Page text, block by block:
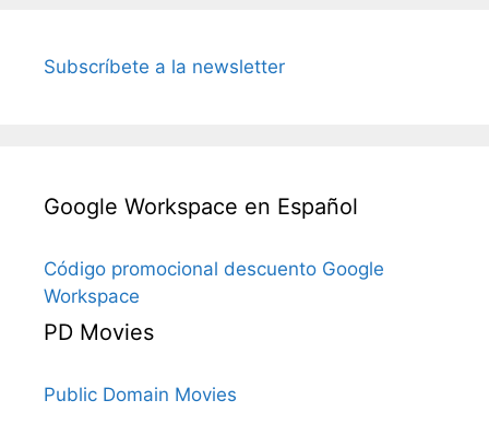
Subscríbete a la newsletter
Google Workspace en Español
Código promocional descuento Google
Workspace
PD Movies
Public Domain Movies